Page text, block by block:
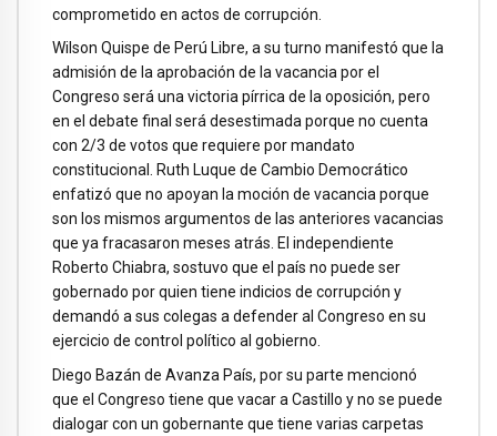
comprometido en actos de corrupción.
Wilson Quispe de Perú Libre, a su turno manifestó que la
admisión de la aprobación de la vacancia por el
Congreso será una victoria pírrica de la oposición, pero
en el debate final será desestimada porque no cuenta
con 2/3 de votos que requiere por mandato
constitucional. Ruth Luque de Cambio Democrático
enfatizó que no apoyan la moción de vacancia porque
son los mismos argumentos de las anteriores vacancias
que ya fracasaron meses atrás. El independiente
Roberto Chiabra, sostuvo que el país no puede ser
gobernado por quien tiene indicios de corrupción y
demandó a sus colegas a defender al Congreso en su
ejercicio de control político al gobierno.
Diego Bazán de Avanza País, por su parte mencionó
que el Congreso tiene que vacar a Castillo y no se puede
dialogar con un gobernante que tiene varias carpetas